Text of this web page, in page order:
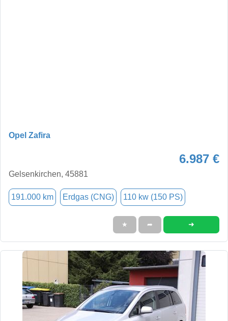
Opel Zafira
6.987 €
Gelsenkirchen, 45881
191.000 km Erdgas (CNG) 110 kw (150 PS)
★ ➦ ➜